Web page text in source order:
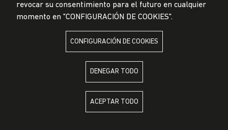
revocar su consentimiento para el futuro en cualquier
momento en "CONFIGURACIÓN DE COOKIES".
CONFIGURACIÓN DE COOKIES
DENEGAR TODO
ACEPTAR TODO